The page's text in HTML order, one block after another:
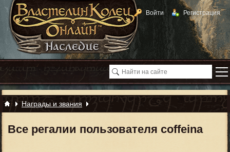
Войти Регистрация
Награды и звания
Все регалии пользователя coffeina